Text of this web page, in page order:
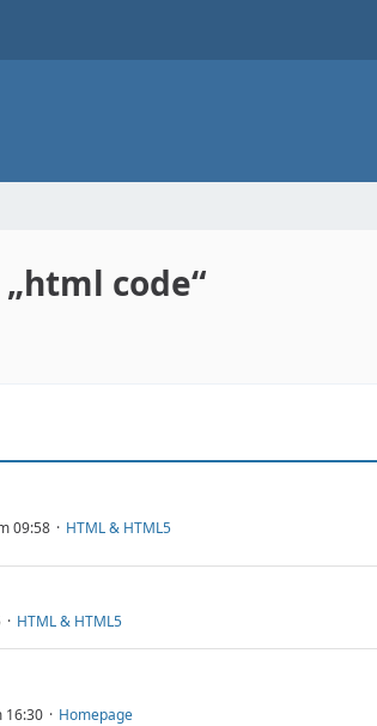
code“
09:58 HTML & HTML5
HTML & HTML5
16:30 Homepage